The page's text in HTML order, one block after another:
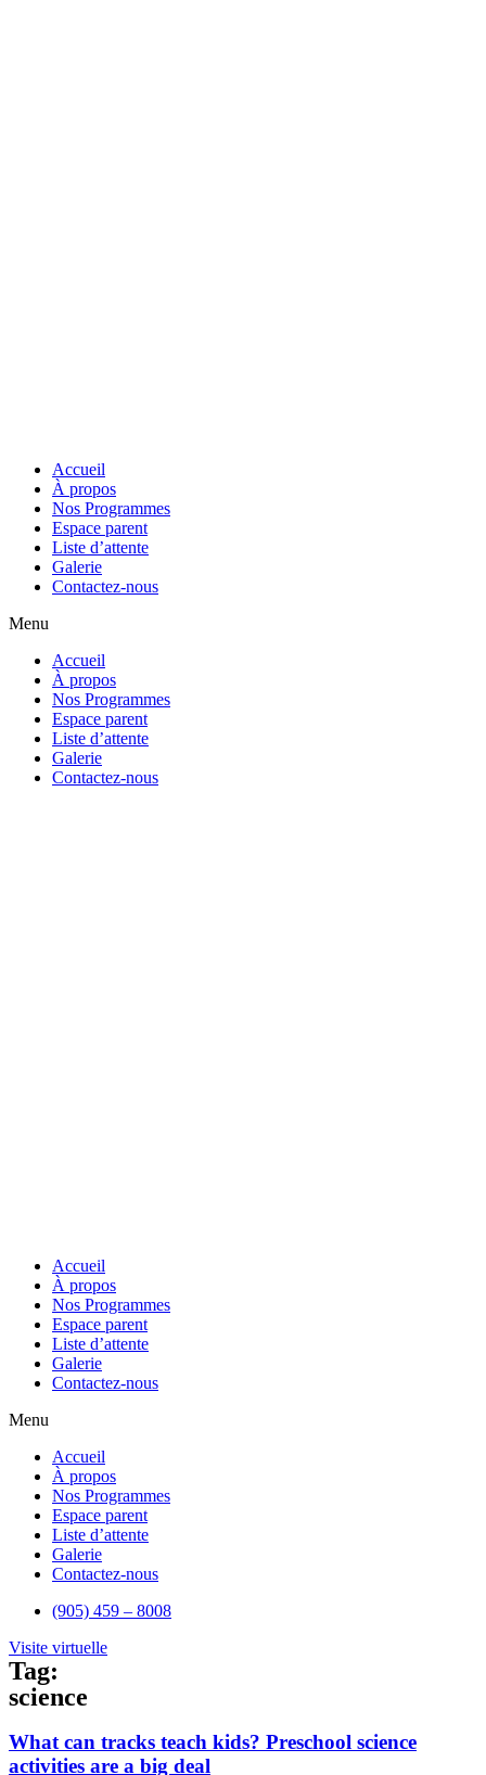
Accueil
À propos
Nos Programmes
Espace parent
Liste d’attente
Galerie
Contactez-nous
Menu
Accueil
À propos
Nos Programmes
Espace parent
Liste d’attente
Galerie
Contactez-nous
Accueil
À propos
Nos Programmes
Espace parent
Liste d’attente
Galerie
Contactez-nous
Menu
Accueil
À propos
Nos Programmes
Espace parent
Liste d’attente
Galerie
Contactez-nous
(905) 459 – 8008
Visite virtuelle
Tag:
science
What can tracks teach kids? Preschool science
activities are a big deal